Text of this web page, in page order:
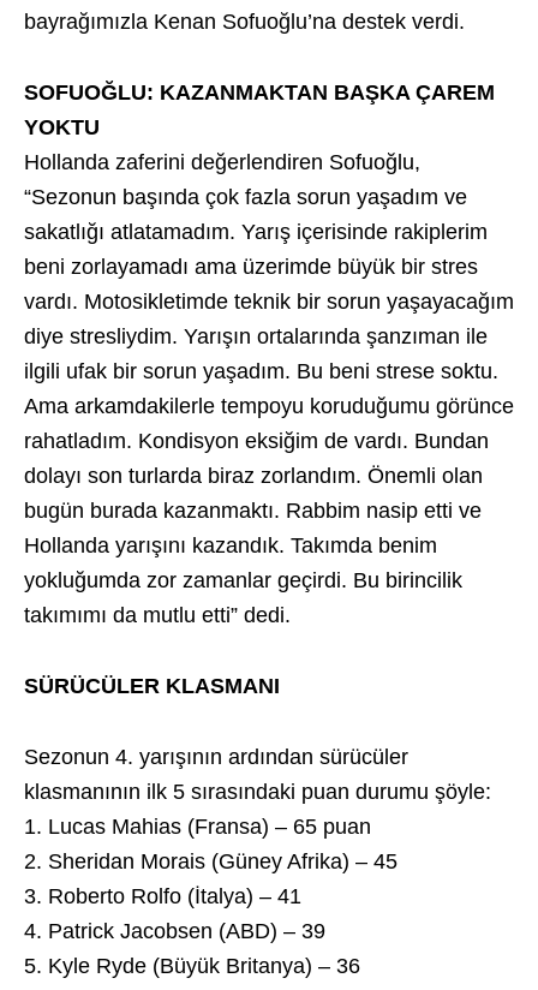
bayrağımızla Kenan Sofuoğlu’na destek verdi.
SOFUOĞLU: KAZANMAKTAN BAŞKA ÇAREM
YOKTU
Hollanda zaferini değerlendiren Sofuoğlu,
“Sezonun başında çok fazla sorun yaşadım ve
sakatlığı atlatamadım. Yarış içerisinde rakiplerim
beni zorlayamadı ama üzerimde büyük bir stres
vardı. Motosikletimde teknik bir sorun yaşayacağım
diye stresliydim. Yarışın ortalarında şanzıman ile
ilgili ufak bir sorun yaşadım. Bu beni strese soktu.
Ama arkamdakilerle tempoyu koruduğumu görünce
rahatladım. Kondisyon eksiğim de vardı. Bundan
dolayı son turlarda biraz zorlandım. Önemli olan
bugün burada kazanmaktı. Rabbim nasip etti ve
Hollanda yarışını kazandık. Takımda benim
yokluğumda zor zamanlar geçirdi. Bu birincilik
takımımı da mutlu etti” dedi.
SÜRÜCÜLER KLASMANI
Sezonun 4. yarışının ardından sürücüler
klasmanının ilk 5 sırasındaki puan durumu şöyle:
1. Lucas Mahias (Fransa) – 65 puan
2. Sheridan Morais (Güney Afrika) – 45
3. Roberto Rolfo (İtalya) – 41
4. Patrick Jacobsen (ABD) – 39
5. Kyle Ryde (Büyük Britanya) – 36